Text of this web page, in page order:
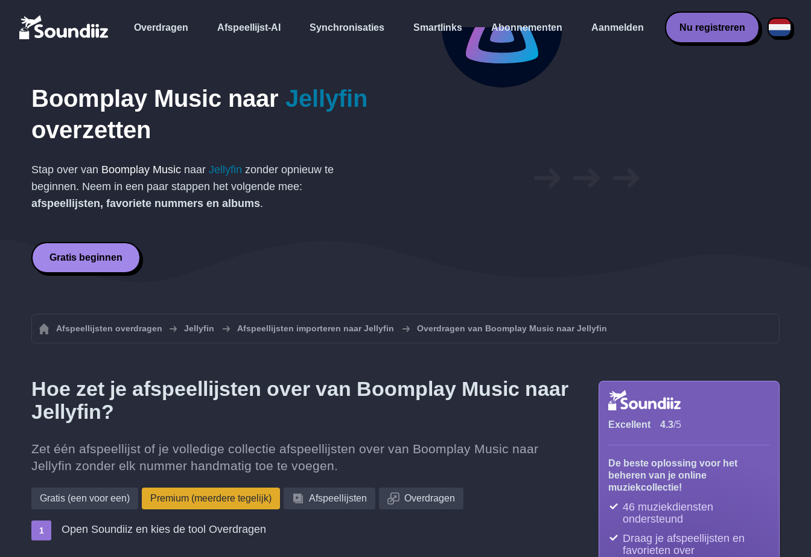
Overdragen Afspeellijst-AI Synchronisaties Smartlinks Abonnementen Aanmelden Nu registreren
Boomplay Music naar Jellyfin
overzetten
Stap over van Boomplay Music naar Jellyfin zonder opnieuw te
beginnen. Neem in een paar stappen het volgende mee:
afspeellijsten, favoriete nummers en albums.
Gratis beginnen
Afspeellijsten overdragen Jellyfin Afspeellijsten importeren naar Jellyfin Overdragen van Boomplay Music naar Jellyfin
Hoe zet je afspeellijsten over van Boomplay Music naar
Jellyfin?
Zet één afspeellijst of je volledige collectie afspeellijsten over van Boomplay Music naar
Jellyfin zonder elk nummer handmatig toe te voegen.
Gratis (een voor een) Premium (meerdere tegelijk) Afspeellijsten Overdragen
Open Soundiiz en kies de tool Overdragen
Excellent 4.3/5
De beste oplossing voor het
beheren van je online
muziekcollectie!
46 muziekdiensten
ondersteund
Draag je afspeellijsten en
favorieten over